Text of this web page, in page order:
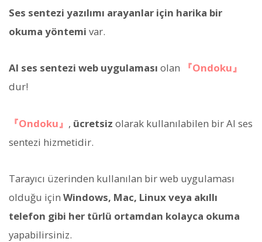
Ses sentezi yazılımı arayanlar için harika bir
okuma yöntemi var.
AI ses sentezi web uygulaması olan
『Ondoku』
dur!
『Ondoku』 , ücretsiz olarak kullanılabilen bir AI ses
sentezi hizmetidir.
Tarayıcı üzerinden kullanılan bir web uygulaması
olduğu için Windows, Mac, Linux veya akıllı
telefon gibi her türlü ortamdan kolayca okuma
yapabilirsiniz.